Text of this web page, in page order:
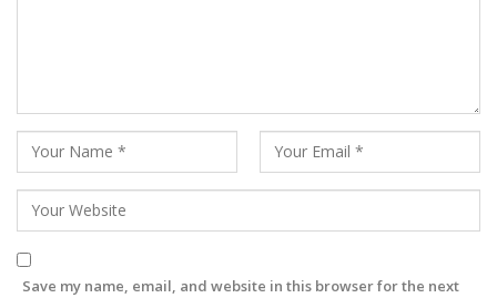
Save my name, email, and website in this browser for the next